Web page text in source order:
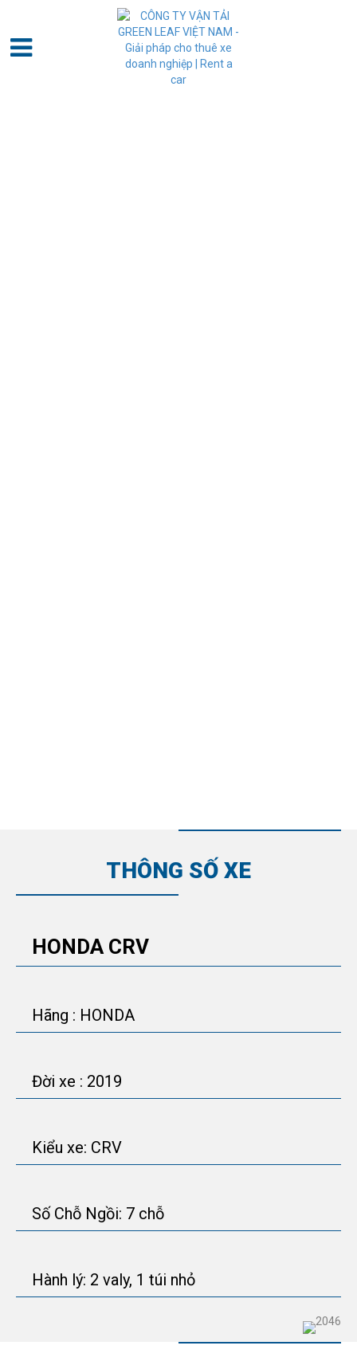
THÔNG SỐ XE
HONDA CRV
Hãng : HONDA
Đời xe : 2019
Kiểu xe: CRV
Số Chỗ Ngồi: 7 chỗ
Hành lý: 2 valy, 1 túi nhỏ